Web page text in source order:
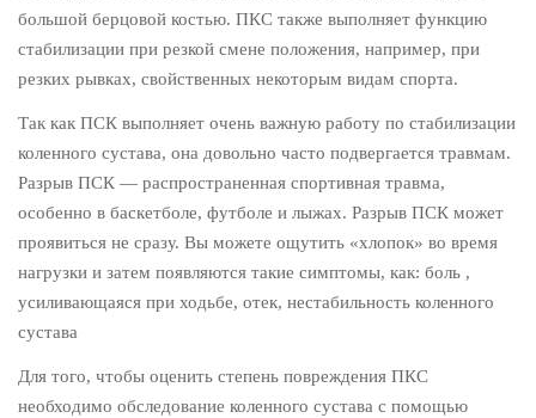
большой берцовой костью. ПКС также выполняет функцию
стабилизации при резкой смене положения, например, при
резких рывках, свойственных некоторым видам спорта.
Так как ПСК выполняет очень важную работу по стабилизации
коленного сустава, она довольно часто подвергается травмам.
Разрыв ПСК — распространенная спортивная травма,
особенно в баскетболе, футболе и лыжах. Разрыв ПСК может
проявиться не сразу. Вы можете ощутить «хлопок» во время
нагрузки и затем появляются такие симптомы, как: боль ,
усиливающаяся при ходьбе, отек, нестабильность коленного
сустава
Для того, чтобы оценить степень повреждения ПКС
необходимо обследование коленного сустава с помощью